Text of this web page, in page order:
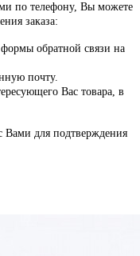
по телефону, Вы можете
заказа:
обратной связи на
почту.
Вас товара, в
Вами для подтверждения